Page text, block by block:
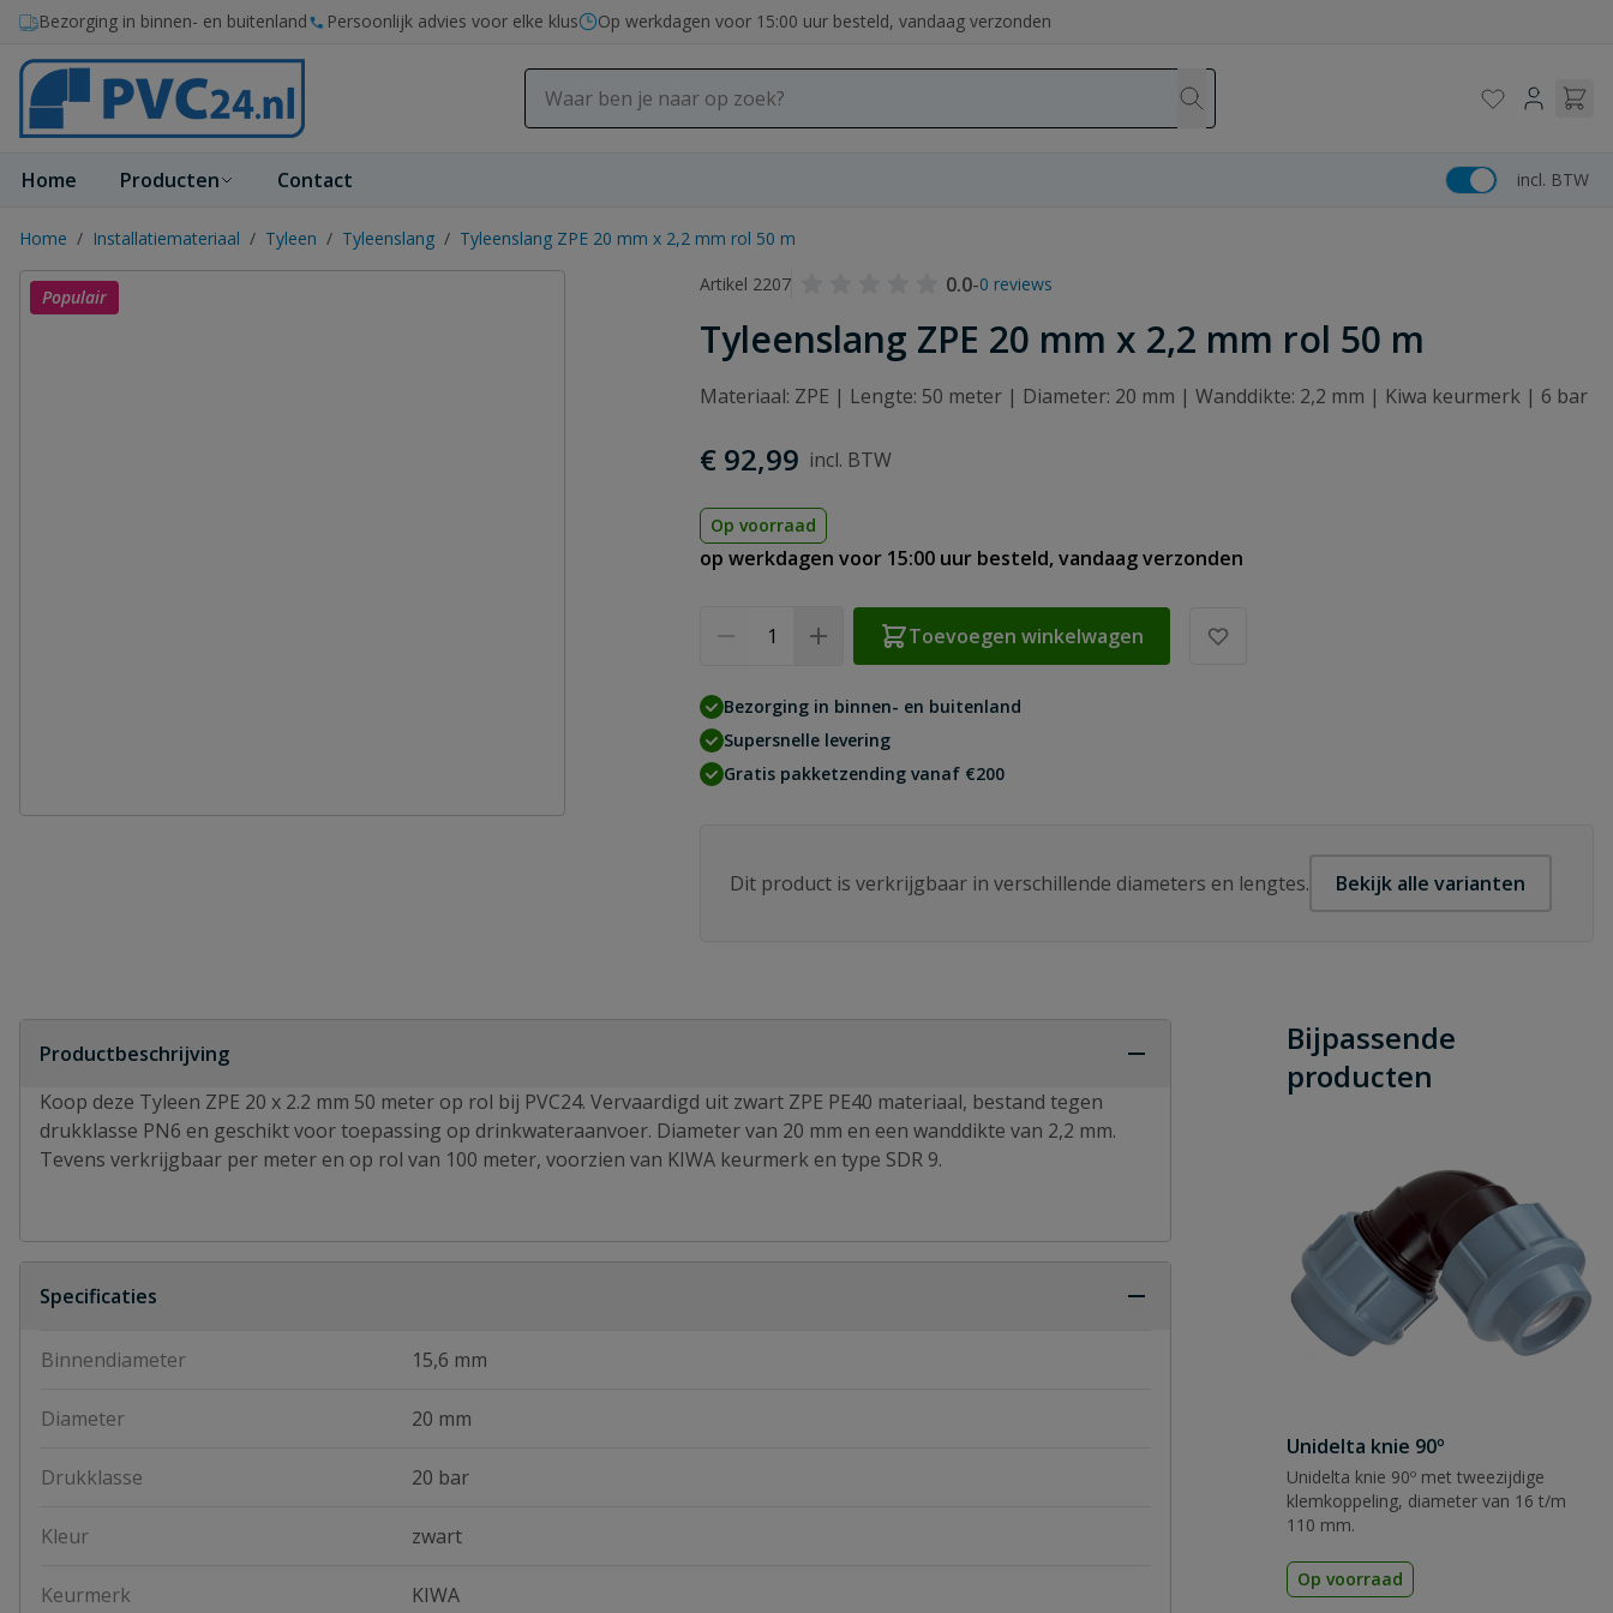
Ga naar de inhoud
Bezorging in binnen- en buitenland Persoonlijk advies voor elke klus Op werkdagen voor 15:00 uur besteld, vandaag verzonden
Home Producten Contact incl. BTW
Home / Installatiemateriaal / Tyleen / Tyleenslang / Tyleenslang ZPE 20 mm x 2,2 mm rol 50 m
Artikel 2207
0.0-0 reviews
Tyleenslang ZPE 20 mm x 2,2 mm rol 50 m
Populair
Materiaal: ZPE | Lengte: 50 meter | Diameter: 20 mm | Wanddikte: 2,2 mm | Kiwa keurmerk | 6 bar
€ 92,99
Op voorraad
op werkdagen voor 15:00 uur besteld, vandaag verzonden
Toevoegen winkelwagen
Bezorging in binnen- en buitenland
Supersnelle levering
Gratis pakketzending vanaf €200
Dit product is verkrijgbaar in verschillende diameters en lengtes. Bekijk alle varianten
Productbeschrijving
Koop deze Tyleen ZPE 20 x 2.2 mm 50 meter op rol bij PVC24. Vervaardigd uit zwart ZPE PE40 materiaal, bestand tegen
drukklasse PN6 en geschikt voor toepassing op drinkwateraanvoer. Diameter van 20 mm en een wanddikte van 2,2 mm.
Tevens verkrijgbaar per meter en op rol van 100 meter, voorzien van KIWA keurmerk en type SDR 9.
Specificaties
Binnendiameter 15,6 mm
Diameter 20 mm
Drukklasse 20 bar
Kleur zwart
Keurmerk KIWA
Bijpassende
producten
Unidelta knie 90º
Unidelta knie 90º met tweezijdige
klemkoppeling, diameter van 16 t/m
110 mm.
Op voorraad